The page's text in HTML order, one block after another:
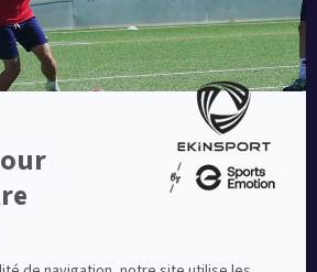
leader en France depuis plus de